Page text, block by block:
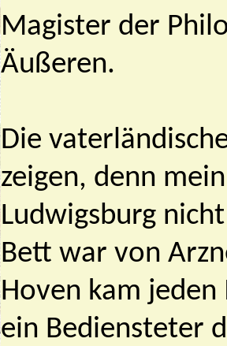
Magister der
Äußeren.
Die
zeigen, denn
Ludwigsburg
Bett war von
Hoven kam
ein Bediensteter